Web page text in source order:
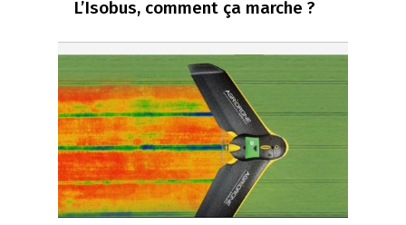
L’Isobus, comment ça marche ?